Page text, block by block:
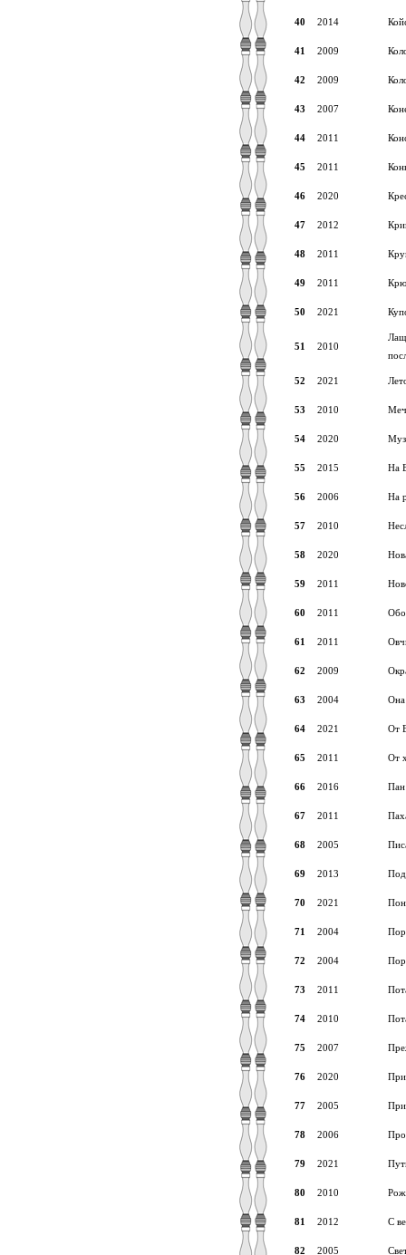
40 2014
41 2009
42 2009
43 2007
44 2011
45 2011
46 2020
47 2012
48 2011
49 2011
50 2021
51 2010
52 2021
53 2010 Меч
54 2020
55 2015 На
56 2006 На
57 2010
58 2020
59 2011
60 2011
61 2011
62 2009
63 2004 Она
64 2021 От
65 2011 От
66 2016
67 2011
68 2005
69 2013
70 2021
71 2004
72 2004
73 2011
74 2010
75 2007
76 2020
77 2005
78 2006
79 2021
80 2010
81 2012 С
82 2005